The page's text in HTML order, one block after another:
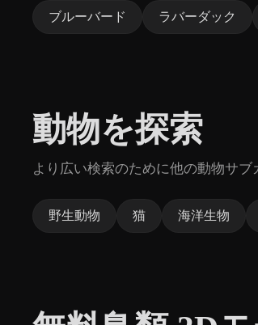
ブルーバード ラバーダック
動物を探索
より広い検索のために他の動物サブ
野生動物 猫 海洋生物